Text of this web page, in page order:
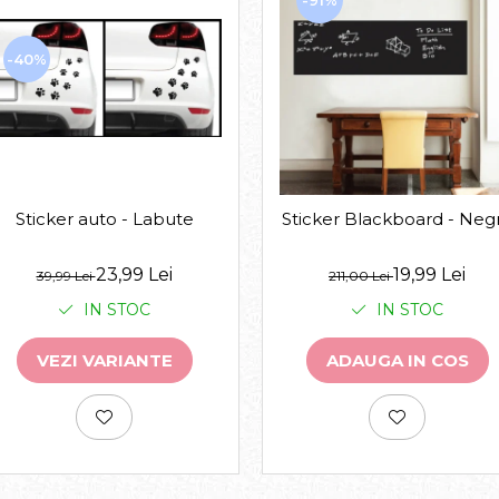
-40%
Sticker auto - Labute
39,99 Lei23,99 Lei
IN STOC
VEZI VARIANTE
Sticker Blackboard -
211,00 Lei19,99 Lei
IN STOC
ADAUGA IN COS